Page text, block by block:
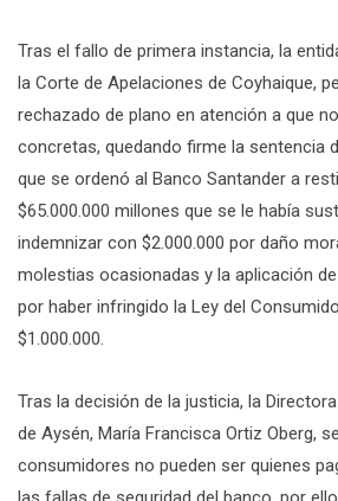
Tras el fallo de primera instancia, la
la Corte de Apelaciones de Coyhaique,
rechazado de plano en atención a que
concretas, quedando firme la sentencia
que se ordenó al Banco Santander a
$65.000.000 millones que se le había
indemnizar con $2.000.000 por daño
molestias ocasionadas y la aplicación
por haber infringido la Ley del
$1.000.000.
Tras la decisión de la justicia, la Directora
de Aysén, María Francisca Ortiz Oberg,
consumidores no pueden ser quienes